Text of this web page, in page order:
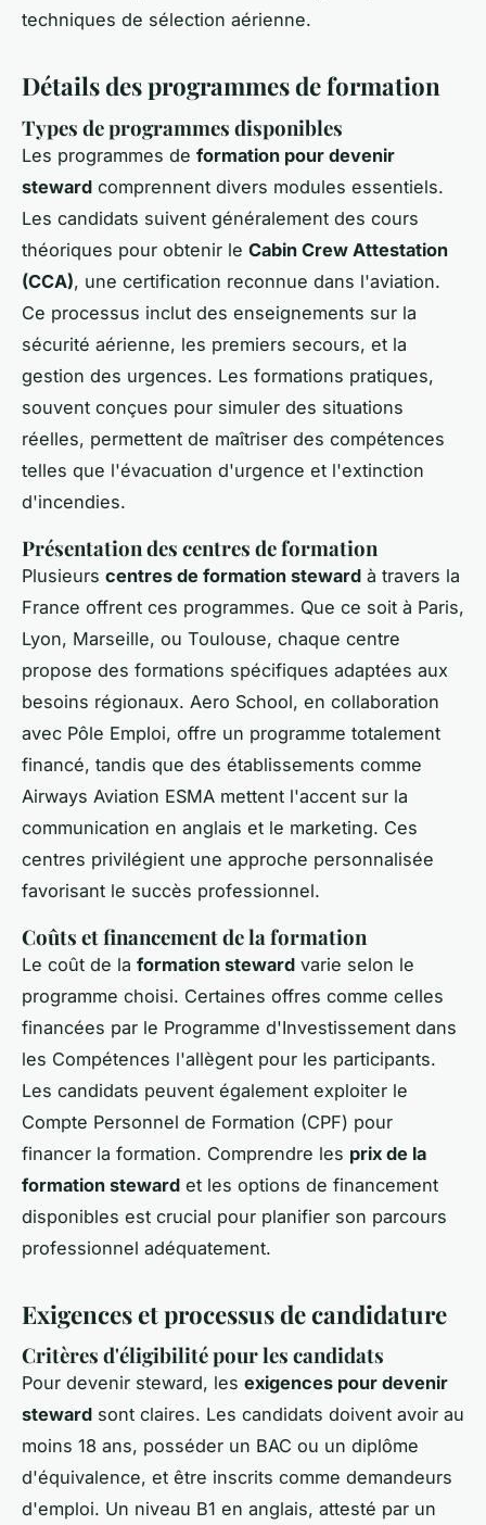
techniques de sélection aérienne.
Détails des programmes de formation
Types de programmes disponibles
Les programmes de formation pour devenir
steward comprennent divers modules essentiels.
Les candidats suivent généralement des cours
théoriques pour obtenir le Cabin Crew Attestation
(CCA), une certification reconnue dans l'aviation.
Ce processus inclut des enseignements sur la
sécurité aérienne, les premiers secours, et la
gestion des urgences. Les formations pratiques,
souvent conçues pour simuler des situations
réelles, permettent de maîtriser des compétences
telles que l'évacuation d'urgence et l'extinction
d'incendies.
Présentation des centres de formation
Plusieurs centres de formation steward à travers la
France offrent ces programmes. Que ce soit à Paris,
Lyon, Marseille, ou Toulouse, chaque centre
propose des formations spécifiques adaptées aux
besoins régionaux. Aero School, en collaboration
avec Pôle Emploi, offre un programme totalement
financé, tandis que des établissements comme
Airways Aviation ESMA mettent l'accent sur la
communication en anglais et le marketing. Ces
centres privilégient une approche personnalisée
favorisant le succès professionnel.
Coûts et financement de la formation
Le coût de la formation steward varie selon le
programme choisi. Certaines offres comme celles
financées par le Programme d'Investissement dans
les Compétences l'allègent pour les participants.
Les candidats peuvent également exploiter le
Compte Personnel de Formation (CPF) pour
financer la formation. Comprendre les prix de la
formation steward et les options de financement
disponibles est crucial pour planifier son parcours
professionnel adéquatement.
Exigences et processus de candidature
Critères d'éligibilité pour les candidats
Pour devenir steward, les exigences pour devenir
steward sont claires. Les candidats doivent avoir au
moins 18 ans, posséder un BAC ou un diplôme
d'équivalence, et être inscrits comme demandeurs
d'emploi. Un niveau B1 en anglais, attesté par un